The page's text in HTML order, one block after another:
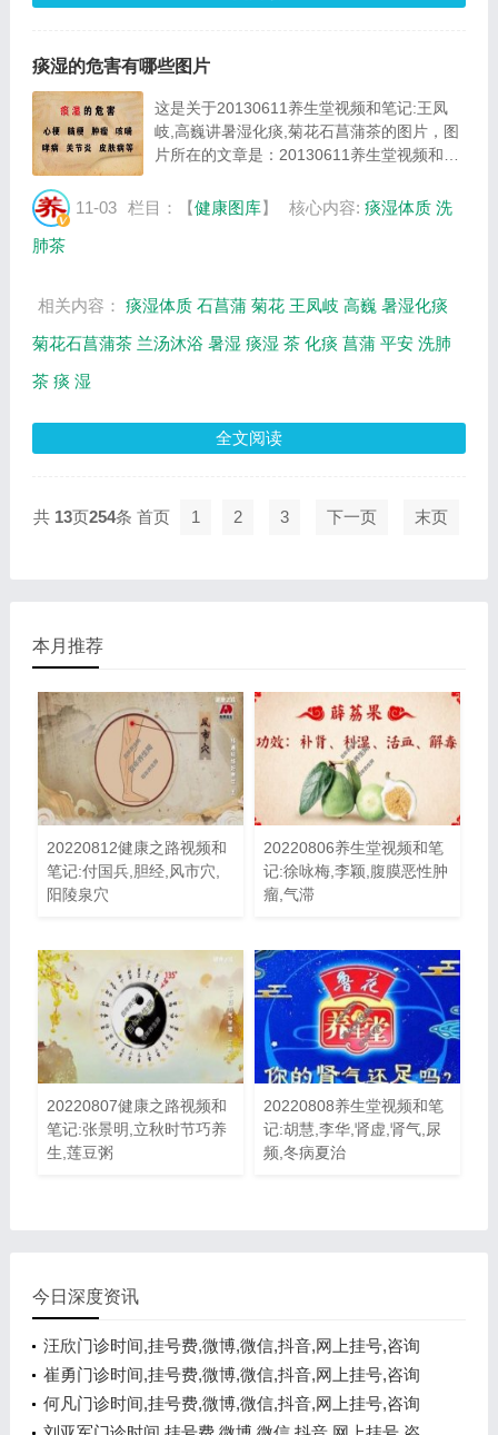
痰湿的危害有哪些图片
这是关于20130611养生堂视频和笔记:王凤
岐,高巍讲暑湿化痰,菊花石菖蒲茶的图片，图
片所在的文章是：20130611养生堂视频和笔
片尺寸487x264像素，格式是JPG，图片大小
11-03 栏目：【健康图库】 核心内容: 痰湿体质 洗
肺茶
相关内容： 痰湿体质 石菖蒲 菊花 王凤岐 高巍 暑湿化痰
菊花石菖蒲茶 兰汤沐浴 暑湿 痰湿 茶 化痰 菖蒲 平安 洗肺
茶 痰 湿
全文阅读
共 13页254条 首页 1 2 3 下一页 末页
本月推荐
20220812健康之路视频和
笔记:付国兵,胆经,风市穴,
阳陵泉穴
20220806养生堂视频和笔
记:徐咏梅,李颖,腹膜恶性肿
瘤,气滞
20220807健康之路视频和
笔记:张景明,立秋时节巧养
生,莲豆粥
20220808养生堂视频和笔
记:胡慧,李华,肾虚,肾气,尿
频,冬病夏治
今日深度资讯
汪欣门诊时间,挂号费,微博,微信,抖音,网上挂号,咨询
电话,在线咨询
崔勇门诊时间,挂号费,微博,微信,抖音,网上挂号,咨询
电话,在线咨询
何凡门诊时间,挂号费,微博,微信,抖音,网上挂号,咨询